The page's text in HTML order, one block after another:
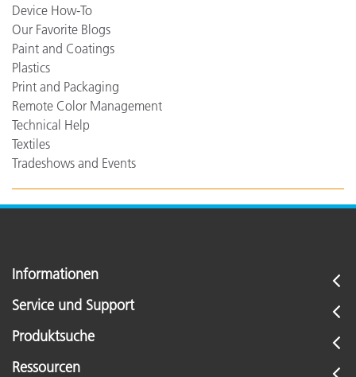
Device How-To
Our Favorite Blogs
Paint and Coatings
Plastics
Print and Packaging
Remote Color Management
Technical Help
Textiles
Tradeshows and Events
Informationen
Service und Support
Produktsuche
Ressourcen